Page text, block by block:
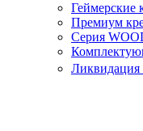
Геймерские
Премиум
Серия
Ликвидация